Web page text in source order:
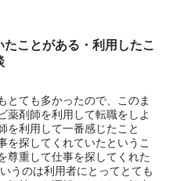
ことがある・利用したこ
とても多かったので、このま
薬剤師を利用して転職をしよ
を利用して一番感じたこと
を探してくれていたというこ
尊重して仕事を探してくれた
うのは利用者にとってとても